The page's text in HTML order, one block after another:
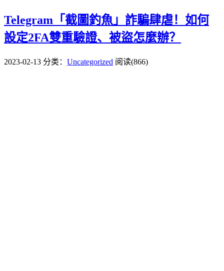
Telegram「截圖釣魚」詐騙肆虐！如何
設定2FA雙重驗證、被盜怎麼辦？
2023-02-13 分类： Uncategorized 阅读(866)